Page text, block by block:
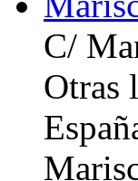
C/
Otras